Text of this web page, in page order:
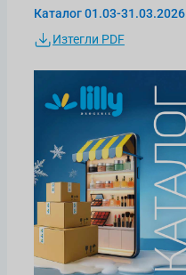
Каталог 01.03-31.03.2026
Изтегли PDF